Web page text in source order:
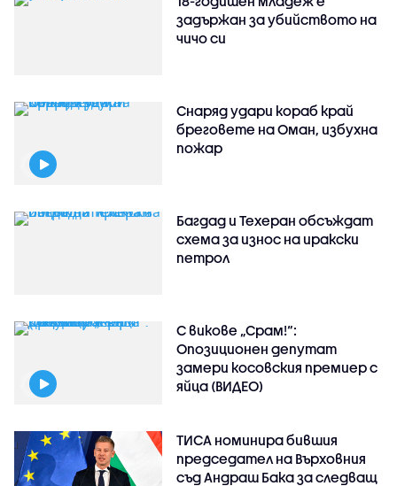
задържан за убийството на
чичо си
Снаряд удари кораб край
бреговете на Оман, избухна
пожар
Багдад и Техеран обсъждат
схема за износ на иракски
петрол
С викове „Срам!“:
Опозиционен депутат
замери косовския премиер с
яйца (ВИДЕО)
ТИСА номинира бившия
председател на Върховния
съд Андраш Бака за следващ